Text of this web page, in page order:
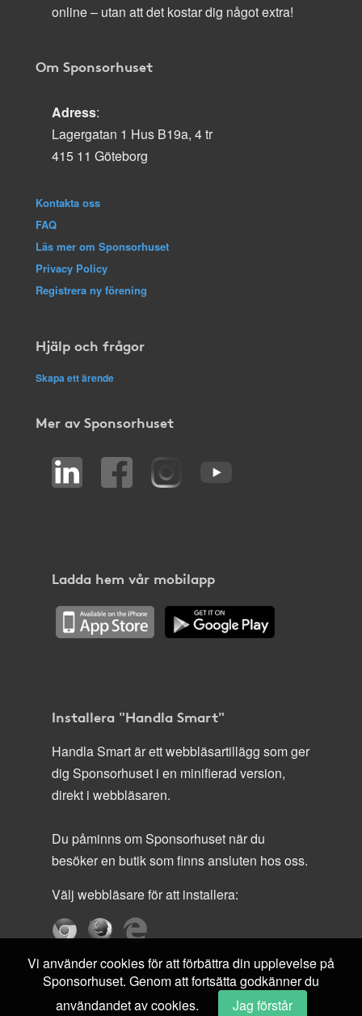
online – utan att det kostar dig något extra!
Om Sponsorhuset
Adress:
Lagergatan 1 Hus B19a, 4 tr
415 11 Göteborg
Kontakta oss
FAQ
Läs mer om Sponsorhuset
Privacy Policy
Registrera ny förening
Hjälp och frågor
Skapa ett ärende
Mer av Sponsorhuset
Ladda hem vår mobilapp
Installera "Handla Smart"
Handla Smart är ett webbläsartillägg som ger
dig Sponsorhuset i en minifierad version,
direkt i webbläsaren.
Du påminns om Sponsorhuset när du
besöker en butik som finns ansluten hos oss.
Välj webbläsare för att installera:
Vi använder cookies för att förbättra din upplevelse på
Sponsorhuset. Genom att fortsätta godkänner du
användandet av cookies.
Jag förstår